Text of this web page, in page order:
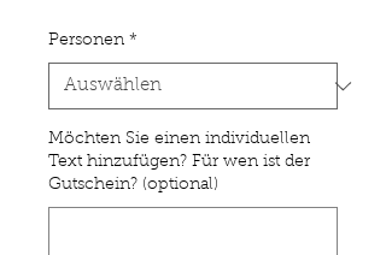
Personen *
Möchten Sie einen individuellen
Text hinzufügen? Für wen ist der
Gutschein? (optional)